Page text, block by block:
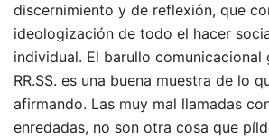
discernimiento y de reflexión, que
ideologización de todo el hacer
individual. El barullo comunicacional
RR.SS. es una buena muestra de lo
afirmando. Las muy mal llamadas
enredadas, no son otra cosa que